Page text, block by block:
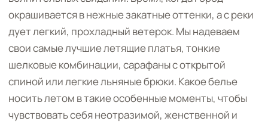
окрашивается в нежные закатные оттенки, а с реки
дует легкий, прохладный ветерок. Мы надеваем
свои самые лучшие летящие платья, тонкие
шелковые комбинации, сарафаны с открытой
спиной или легкие льняные брюки. Какое белье
носить летом в такие особенные моменты, чтобы
чувствовать себя неотразимой, женственной и